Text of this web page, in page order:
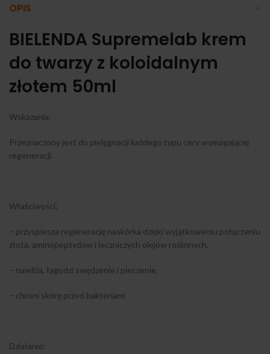
OPIS
BIELENDA Supremelab krem
do twarzy z koloidalnym
złotem 50ml
Wskazania:
Przeznaczony jest do pielęgnacji każdego typu cery wymagającej
regeneracji.
Właściwości:
– przyspiesza regenerację naskórka dzięki wyjątkowemu połączeniu
złota, aminopeptydów i leczniczych olejów roślinnych,
– nawilża, łagodzi swędzenie i pieczenie,
– chroni skórę przed bakteriami
Działanie: